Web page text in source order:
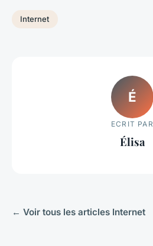
Internet
É
ECRIT PAR
Élisa
← Voir tous les articles Internet